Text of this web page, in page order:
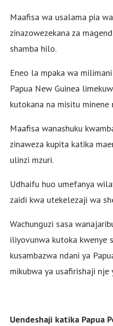
Maafisa wa usalama pia
zinazowezekana za
shamba hilo.
Eneo la mpaka wa
Papua New Guinea
kutokana na misitu
Maafisa wanashuku
zinaweza kupita katika
ulinzi mzuri.
Udhaifu huo umefanya
zaidi kwa utekelezaji wa
Wachunguzi sasa
iliyovunwa kutoka kwenye
kusambazwa ndani ya
mikubwa ya usafirishaji nje
Uendeshaji katika Papua